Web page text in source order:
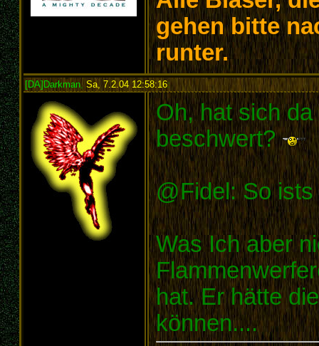
gehen bitte
runter.
[DA]Darkman, Sa, 7.2.04 12:58:16:
Oh, hat sich
beschwert?
@Fidel: So ists
Was Ich aber
hat. Er hätte
können....